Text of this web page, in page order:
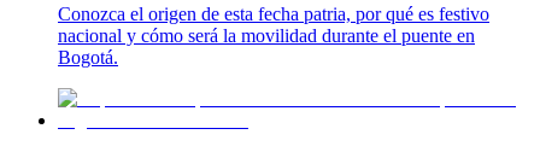
Conozca el origen de esta fecha patria, por qué es festivo
nacional y cómo será la movilidad durante el puente en
Bogotá.